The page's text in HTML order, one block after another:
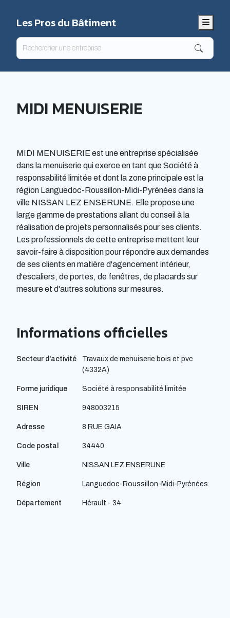
Les Pros du Bâtiment Menu
MIDI MENUISERIE
MIDI MENUISERIE est une entreprise spécialisée
dans la menuiserie qui exerce en tant que Société à
responsabilité limitée et dont la zone principale est la
région Languedoc-Roussillon-Midi-Pyrénées dans la
ville NISSAN LEZ ENSERUNE. Elle propose une
large gamme de prestations allant du conseil à la
réalisation de projets personnalisés pour ses clients.
Les professionnels de cette entreprise mettent leur
savoir-faire à disposition pour répondre aux demandes
de ses clients en matière d'agencement intérieur,
d'escaliers, de portes, de fenêtres, de placards sur
mesure et d'autres solutions sur mesures.
Informations officielles
Secteur d'activité
Travaux de menuiserie bois et pvc
(4332A)
Forme juridique Société à responsabilité limitée
SIREN 948003215
Adresse 8 RUE GAIA
Code postal 34440
Ville NISSAN LEZ ENSERUNE
Région Languedoc-Roussillon-Midi-Pyrénées
Département Hérault - 34